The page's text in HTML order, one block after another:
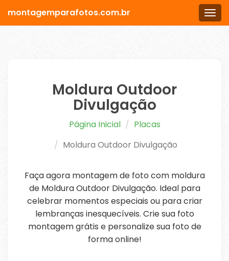
Menu
montagemparafotos.com.br
Moldura Outdoor
Divulgação
Página Inicial
Placas
Moldura Outdoor Divulgação
Faça agora montagem de foto com moldura
de Moldura Outdoor Divulgação. Ideal para
celebrar momentos especiais ou para criar
lembranças inesquecíveis. Crie sua foto
montagem grátis e personalize sua foto de
forma online!